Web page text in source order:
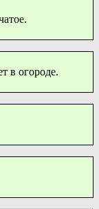
в огороде.